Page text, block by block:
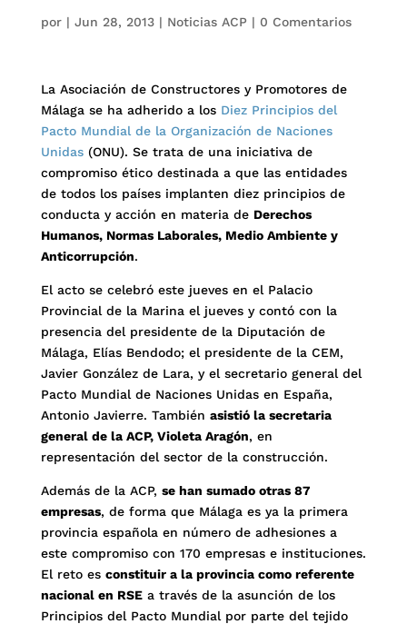
por | Jun 28, 2013| Noticias ACP | 0 Comentarios
La Asociación de Constructores y Promotores de
Málaga se ha adherido a los Diez Principios del
Pacto Mundial de la Organización de Naciones
Unidas(ONU). Se trata de una iniciativa de
compromiso ético destinada a que las entidades
de todos los países implanten diez principios de
conducta y acción en materia de Derechos
Humanos, Normas Laborales, Medio Ambiente y
Anticorrupción.
El acto se celebró este jueves en el Palacio
Provincial de la Marina el jueves y contó con la
presencia del presidente de la Diputación de
Málaga, Elías Bendodo; el presidente de la CEM,
Javier González de Lara, y el secretario general del
Pacto Mundial de Naciones Unidas en España,
Antonio Javierre. También asistió la secretaria
general de la ACP, Violeta Aragón, en
representación del sector de la construcción.
Además de la ACP, se han sumado otras 87
empresas, de forma que Málaga es ya la primera
provincia española en número de adhesiones a
este compromiso con 170 empresas e instituciones.
El reto es constituir a la provincia como referente
nacional en RSEa través de la asunción de los
Principios del Pacto Mundial por parte del tejido